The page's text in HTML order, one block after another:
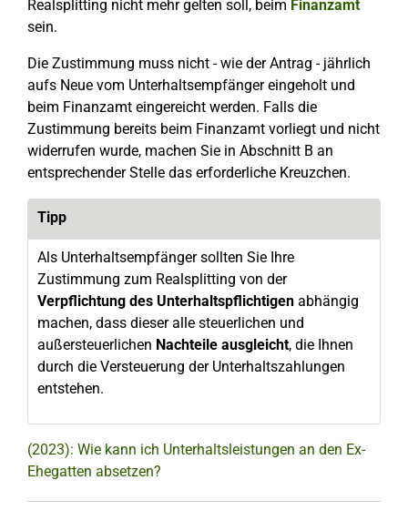
Realsplitting nicht mehr gelten soll, beim Finanzamt
sein.
Die Zustimmung muss nicht - wie der Antrag - jährlich
aufs Neue vom Unterhaltsempfänger eingeholt und
beim Finanzamt eingereicht werden. Falls die
Zustimmung bereits beim Finanzamt vorliegt und nicht
widerrufen wurde, machen Sie in Abschnitt B an
entsprechender Stelle das erforderliche Kreuzchen.
Tipp
Als Unterhaltsempfänger sollten Sie Ihre
Zustimmung zum Realsplitting von der
Verpflichtung des Unterhaltspflichtigen abhängig
machen, dass dieser alle steuerlichen und
außersteuerlichen Nachteile ausgleicht, die Ihnen
durch die Versteuerung der Unterhaltszahlungen
entstehen.
(2023): Wie kann ich Unterhaltsleistungen an den Ex-
Ehegatten absetzen?